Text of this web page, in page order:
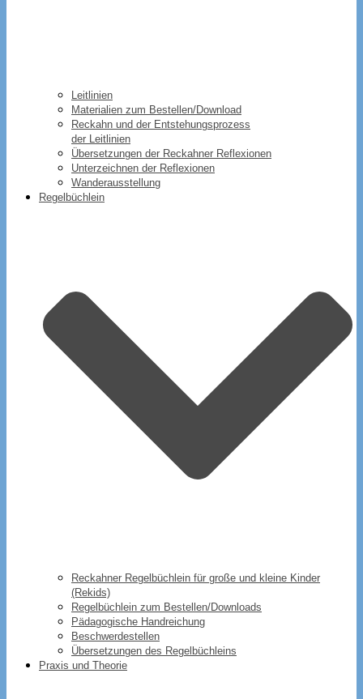
Leitlinien
Materialien zum Bestellen/Download
Reckahn und der Entstehungsprozess
der Leitlinien
Übersetzungen der Reckahner Reflexionen
Unterzeichnen der Reflexionen
Wanderausstellung
Regelbüchlein
Reckahner Regelbüchlein für große und kleine Kinder
(Rekids)
Regelbüchlein zum Bestellen/Downloads
Pädagogische Handreichung
Beschwerdestellen
Übersetzungen des Regelbüchleins
Praxis und Theorie